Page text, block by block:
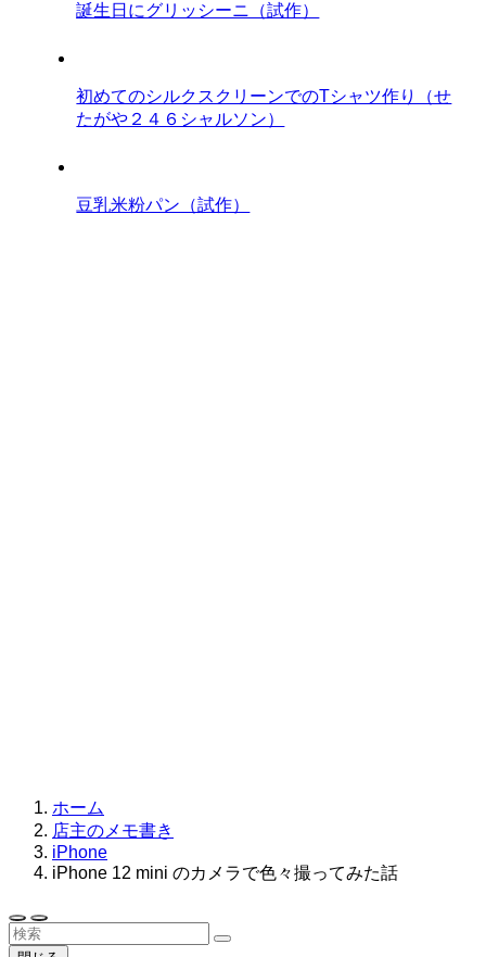
誕生日にグリッシーニ（試作）
初めてのシルクスクリーンでのTシャツ作り（せ
たがや２４６シャルソン）
豆乳米粉パン（試作）
ホーム
店主のメモ書き
iPhone
iPhone 12 mini のカメラで色々撮ってみた話